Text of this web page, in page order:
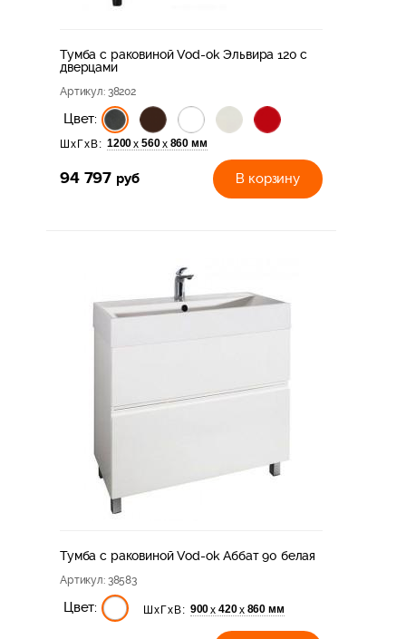
Тумба с раковиной Vod-ok Эльвира 120 с
дверцами
Артикул: 38202
Цвет:
ШхГхВ: 1200х 560х 860 мм
94 797 руб В корзину
Тумба с раковиной Vod-ok Аббат 90 белая
Артикул: 38583
Цвет: ШхГхВ: 900х 420х 860 мм